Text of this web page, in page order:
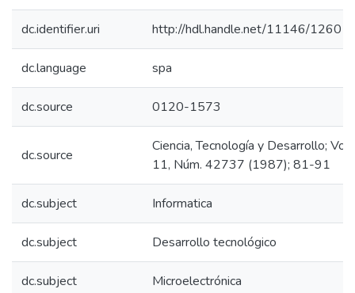
dc.identifier.uri http://hdl.handle.net/11146/1260
dc.language spa
dc.source 0120-1573
dc.source
Ciencia, Tecnología y Desarrollo; Vol.
11, Núm. 42737 (1987); 81-91
dc.subject Informatica
dc.subject Desarrollo tecnológico
dc.subject Microelectrónica